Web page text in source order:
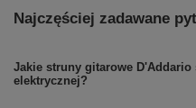
Najczęściej zadawane
Jakie struny gitarowe
elektrycznej?